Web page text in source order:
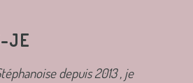
JE
depuis 2013 , je